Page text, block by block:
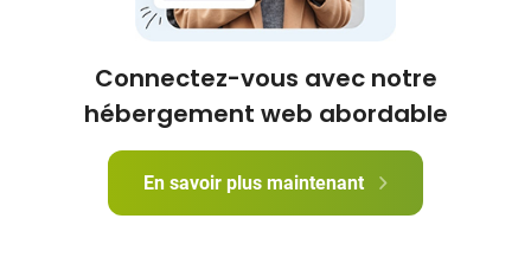
Connectez-vous avec notre
hébergement web abordable
En savoir plus maintenant